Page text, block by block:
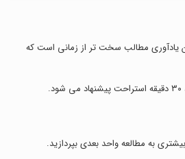
یادآوری مطالب سخت تر از زمانی است که
به مطالعه واحد بعدی بپردازید.